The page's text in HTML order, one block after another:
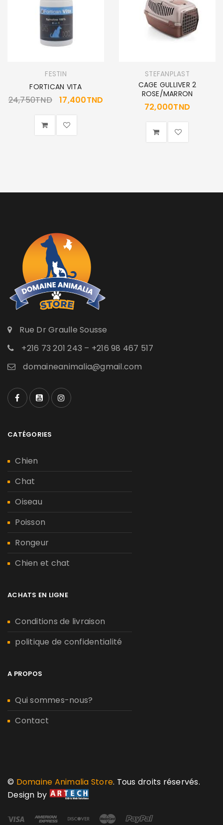
FESTIN
FORTICAN VITA
24,750TND 17,400TND
STEFANPLAST
CAGE GULLIVER 2
ROSE/MARRON
72,000TND
Rue Dr Graulle Sousse
+216 73 201 243 – +216 98 467 517
domaineanimalia@gmail.com
CATÉGORIES
Chien
Chat
Oiseau
Poisson
Rongeur
Chien et chat
ACHATS EN LIGNE
Conditions de livraison
politique de confidentialité
A PROPOS
Qui sommes-nous?
Contact
© Domaine Animalia Store. Tous droits réservés.
Design by